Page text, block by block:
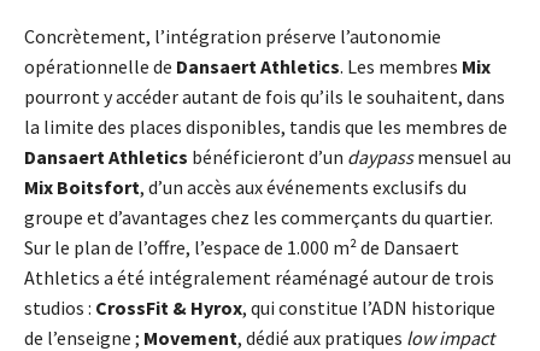
Concrètement, l’intégration préserve l’autonomie
opérationnelle de Dansaert Athletics. Les membres Mix
pourront y accéder autant de fois qu’ils le souhaitent, dans
la limite des places disponibles, tandis que les membres de
Dansaert Athletics bénéficieront d’un daypassmensuel au
Mix Boitsfort, d’un accès aux événements exclusifs du
groupe et d’avantages chez les commerçants du quartier.
Sur le plan de l’offre, l’espace de 1.000 m² de Dansaert
Athletics a été intégralement réaménagé autour de trois
studios : CrossFit & Hyrox, qui constitue l’ADN historique
de l’enseigne ; Movement, dédié aux pratiques low impact